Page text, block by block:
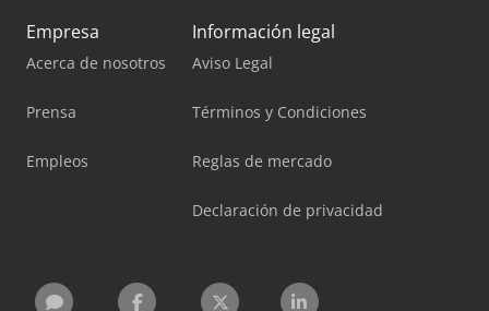
Empresa
Acerca de nosotros
Prensa
Empleos
Información legal
Aviso Legal
Términos y Condiciones
Reglas de mercado
Declaración de privacidad